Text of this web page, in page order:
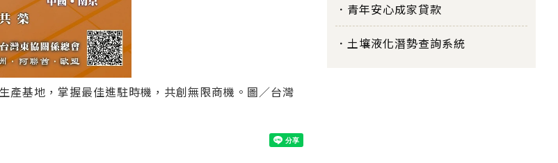
產基地，掌握最佳進駐時機，共創無限商機。圖／台灣
青年安心成家貸款
土壤液化潛勢查詢系統